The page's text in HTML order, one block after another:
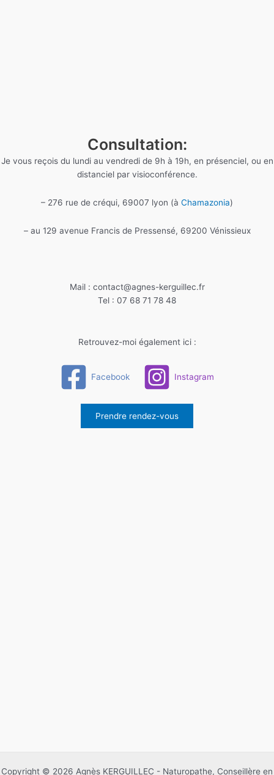
Consultation:
Je vous reçois du lundi au vendredi de 9h à 19h, en présenciel, ou en
distanciel par visioconférence.
– 276 rue de créqui, 69007 lyon (à Chamazonia)
– au 129 avenue Francis de Pressensé, 69200 Vénissieux
Mail : contact@agnes-kerguillec.fr
Tel : 07 68 71 78 48
Retrouvez-moi également ici :
Facebook Instagram
Prendre rendez-vous
Copyright © 2026 Agnès KERGUILLEC - Naturopathe, Conseillère en